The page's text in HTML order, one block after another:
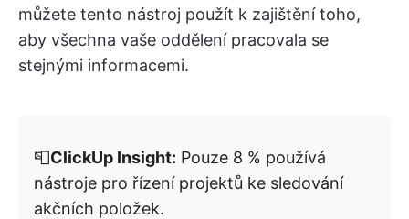
můžete tento nástroj použít k zajištění toho,
aby všechna vaše oddělení pracovala se
stejnými informacemi.
📮ClickUp Insight: Pouze 8 % používá
nástroje pro řízení projektů ke sledování
akčních položek.